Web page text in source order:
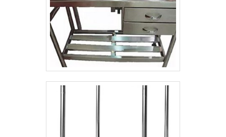
industrial com proteção. Não obstante,
quando falamos em caldeirão industrial, é
importante buscar uma empresa que tenha
produtos e serviços com ótima qualidade e
assertividade, características simples, mas
que mostram o comprometimento da
empresa com seus clientes. Tudo isso que
já foi explorado é a razão pela qual a Erinox é
responsável quando se trata de empresas
do segmento de fabricação e
comercialização de equipamentos em inox